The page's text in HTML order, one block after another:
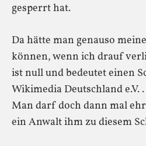
gesperrt hat.
Da hätte man genauso
können, wenn ich drauf
ist null und bedeutet einen
Wikimedia Deutschland e.V. .
Man darf doch dann mal
ein Anwalt ihm zu diesem